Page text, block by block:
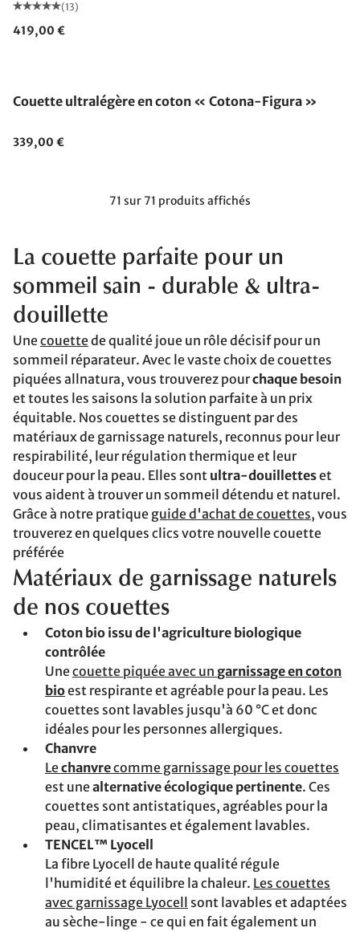
(13)
419,00 €
Couette ultralégère en coton « Cotona-Figura »
339,00 €
71 sur 71 produits affichés
La couette parfaite pour un
sommeil sain - durable & ultra-
douillette
Unecouettede qualité joue un rôle décisif pour un
sommeil réparateur. Avec le vaste choix de couettes
piquées allnatura, vous trouverez pourchaque besoin
et toutes les saisons la solution parfaite à un prix
équitable. Nos couettes se distinguent par des
matériaux de garnissage naturels, reconnus pour leur
respirabilité, leur régulation thermique et leur
douceur pour la peau. Elles sont ultra-douilletteset
vous aident à trouver un sommeil détendu et naturel.
Grâce à notre pratique guide d'achat de couettes, vous
trouverez en quelques clics votre nouvelle couette
préférée
Matériaux de garnissage naturels
de nos couettes
Coton bio issu de l'agriculture biologique
contrôlée
Unecouette piquée avec un garnissage en coton
bioest respirante et agréable pour la peau. Les
couettes sont lavables jusqu'à 60 °C et donc
idéales pour les personnes allergiques.
Chanvre
Lechanvrecomme garnissage pour les couettes
est unealternative écologique pertinente. Ces
couettes sont antistatiques, agréables pour la
peau, climatisantes et également lavables.
TENCEL™ Lyocell
La fibre Lyocell de haute qualité régule
l'humidité et équilibre la chaleur. Les couettes
avec garnissage Lyocell
sont lavables et adaptées
au sèche-linge - ce qui en fait également un